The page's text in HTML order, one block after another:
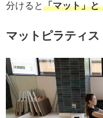
分けると「マット」と
マットピラティス